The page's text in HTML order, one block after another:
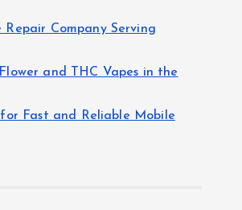
Repair Company Serving
and THC Vapes in the
Fast and Reliable Mobile